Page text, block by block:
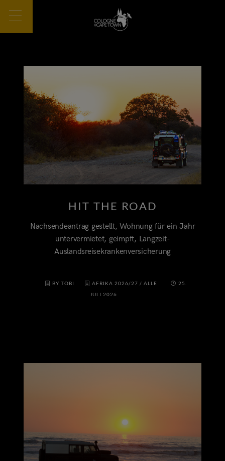
HIT THE ROAD
Nachsendeantrag gestellt, Wohnung für ein Jahr
untervermietet, geimpft, Langzeit-
Auslandsreisekrankenversicherung
BY TOBI AFRIKA 2026/27 / ALLE
25.
JULI 2026